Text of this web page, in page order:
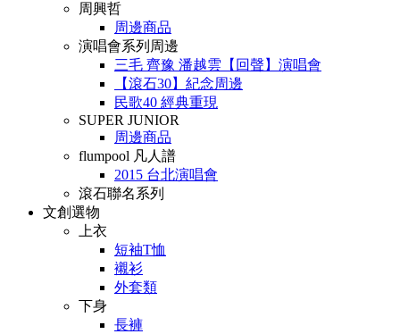
周興哲
周邊商品
演唱會系列周邊
三毛 齊豫 潘越雲【回聲】演唱會
【滾石30】紀念周邊
民歌40 經典重現
SUPER JUNIOR
周邊商品
flumpool 凡人譜
2015 台北演唱會
滾石聯名系列
文創選物
上衣
短袖T恤
襯衫
外套類
下身
長褲